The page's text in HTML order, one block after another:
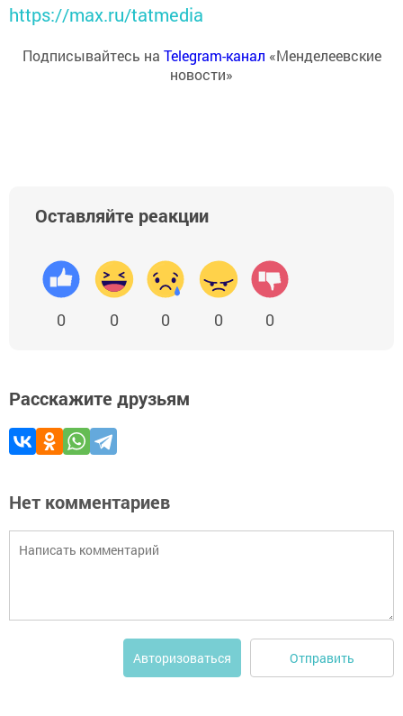
https://max.ru/tatmedia
Подписывайтесь на Telegram-канал «Менделеевские
новости»
Оставляйте реакции
0 0 0 0 0
Расскажите друзьям
Нет комментариев
Авторизоваться Отправить